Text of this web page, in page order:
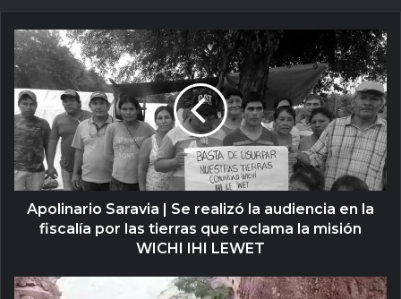
Apolinario Saravia | Se realizó la audiencia en la
fiscalía por las tierras que reclama la misión
WICHI IHI LEWET